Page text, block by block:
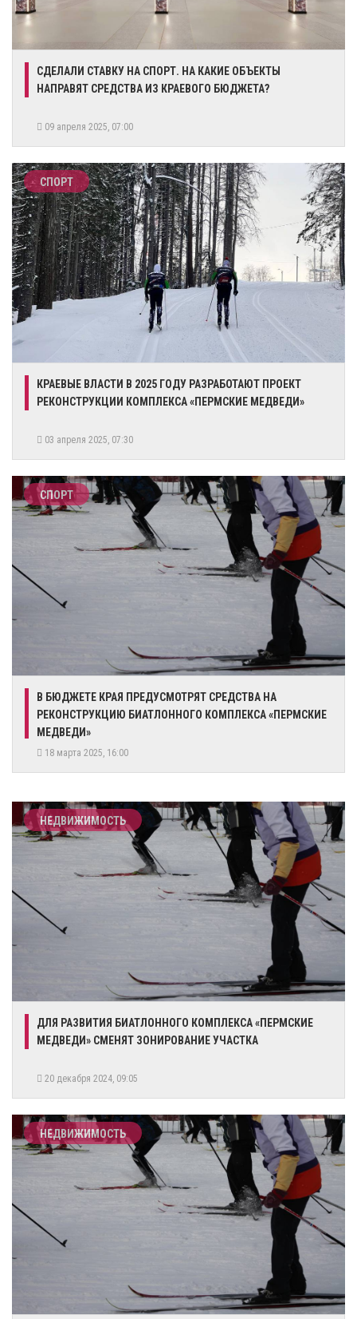
СДЕЛАЛИ СТАВКУ НА СПОРТ. НА КАКИЕ ОБЪЕКТЫ
НАПРАВЯТ СРЕДСТВА ИЗ КРАЕВОГО БЮДЖЕТА?
09 апреля 2025, 07:00
СПОРТ
​КРАЕВЫЕ ВЛАСТИ В 2025 ГОДУ РАЗРАБОТАЮТ ПРОЕКТ
РЕКОНСТРУКЦИИ КОМПЛЕКСА «ПЕРМСКИЕ МЕДВЕДИ»
03 апреля 2025, 07:30
СПОРТ
​В БЮДЖЕТЕ КРАЯ ПРЕДУСМОТРЯТ СРЕДСТВА НА
РЕКОНСТРУКЦИЮ БИАТЛОННОГО КОМПЛЕКСА «ПЕРМСКИЕ
МЕДВЕДИ»
18 марта 2025, 16:00
НЕДВИЖИМОСТЬ
​ДЛЯ РАЗВИТИЯ БИАТЛОННОГО КОМПЛЕКСА «ПЕРМСКИЕ
МЕДВЕДИ» СМЕНЯТ ЗОНИРОВАНИЕ УЧАСТКА
20 декабря 2024, 09:05
НЕДВИЖИМОСТЬ